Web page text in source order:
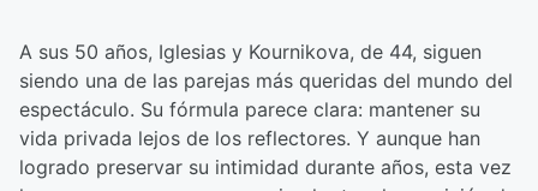
A sus 50 años, Iglesias y Kournikova, de 44, siguen
siendo una de las parejas más queridas del mundo del
espectáculo. Su fórmula parece clara: mantener su
vida privada lejos de los reflectores. Y aunque han
logrado preservar su intimidad durante años, esta vez